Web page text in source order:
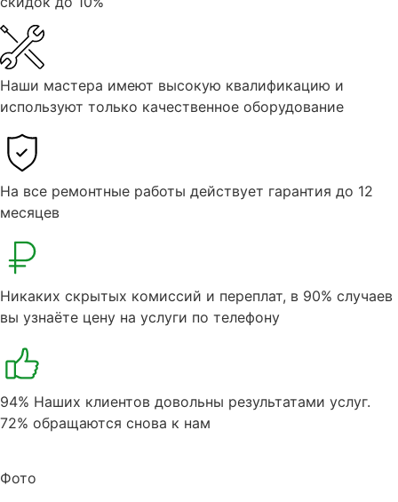
Наши мастера имеют высокую квалификацию и
используют только качественное оборудование
На все ремонтные работы действует гарантия до 12
месяцев
Никаких скрытых комиссий и переплат, в 90% случаев
вы узнаёте цену на услуги по телефону
94% Наших клиентов довольны результатами услуг.
72% обращаются снова к нам
Фото